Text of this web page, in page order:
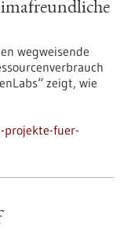
wegweisende
zeigt, wie
fuer-